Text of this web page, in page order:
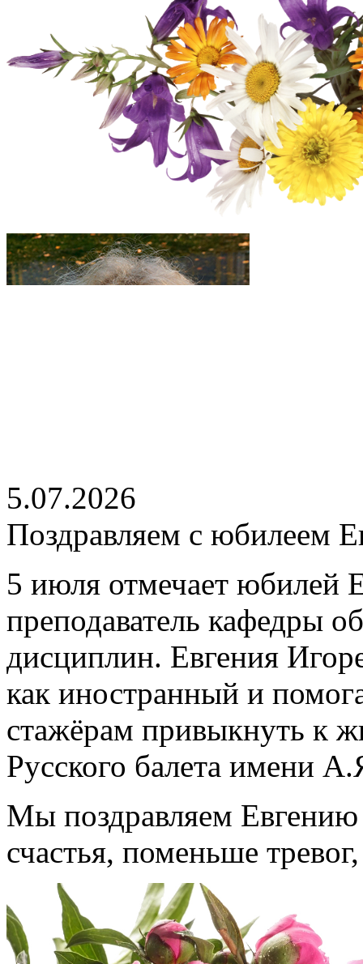
5.07.2026
Поздравляем с юбилеем
5 июля отмечает юбилей
преподаватель кафедры
дисциплин. Евгения
как иностранный и
стажёрам привыкнуть к
Русского балета имени
Мы поздравляем
счастья, поменьше